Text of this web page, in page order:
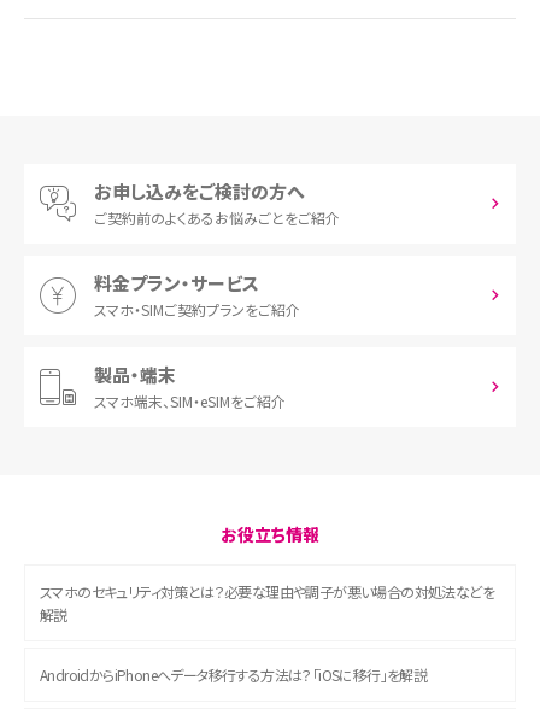
お申し込みをご検討の方へ
ご契約前のよくあるお悩みごとをご紹介
料金プラン・サービス
スマホ・SIMご契約プランをご紹介
製品・端末
スマホ端末、SIM・eSIMをご紹介
お役立ち情報
スマホのセキュリティ対策とは？必要な理由や調子が悪い場合の対処法などを
解説
AndroidからiPhoneへデータ移行する方法は？「iOSに移行」を解説